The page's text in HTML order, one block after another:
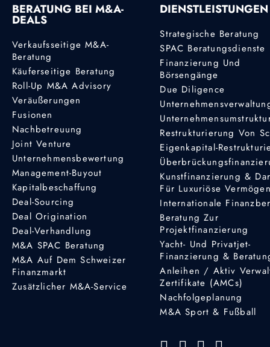
BERATUNG BEI M&A-
DEALS
Verkaufsseitige M&A-
Beratung
Käuferseitige Beratung
Roll-Up M&A Advisory
Veräußerungen
Fusionen
Nachbetreuung
Joint Venture
Unternehmensbewertung
Management-Buyout
Kapitalbeschaffung
Deal-Sourcing
Deal Origination
Deal-Verhandlung
M&A SPAC Beratung
M&A Auf Dem Schweizer
Finanzmarkt
Zusätzlicher M&A-Service
DIENSTLEISTUNGEN
Strategische Beratung
SPAC Beratungsdienste
Finanzierung Und
Börsengänge
Due Diligence
Restrukturierung Von
Eigenkapital-
Kunstfinanzierung &
Für Luxuriöse
Internationale
Beratung Zur
Projektfinanzierung
Yacht- Und Privatjet-
Finanzierung &
Anleihen / Aktiv
Zertifikate (AMCs)
Nachfolgeplanung
M&A Sport & Fußball